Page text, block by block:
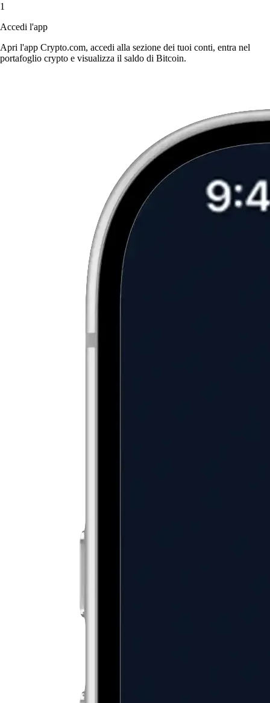
1
Accedi l'app
Apri l'app Crypto.com, accedi alla sezione dei tuoi conti, entra nel
portafoglio crypto e visualizza il saldo di Bitcoin.